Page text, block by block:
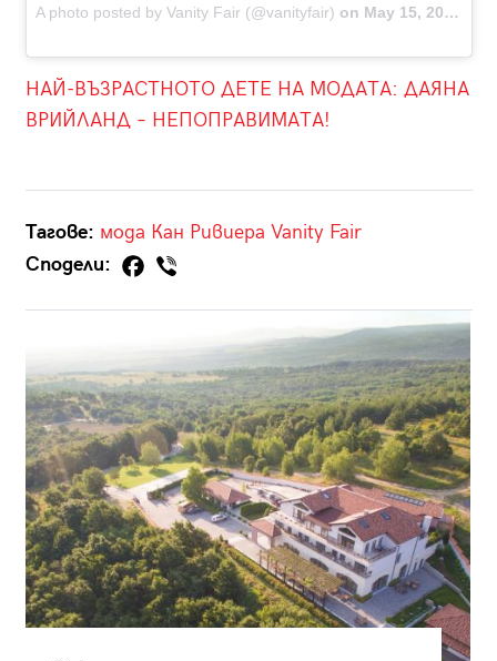
A photo posted by Vanity Fair (@vanityfair) on May 15, 2016 at 6:10pm PDT
НАЙ-ВЪЗРАСТНОТО ДЕТЕ НА МОДАТА: ДАЯНА
ВРИЙЛАНД – НЕПОПРАВИМАТА!
Тагове: мода Кан Ривиера Vanity Fair
Сподели: